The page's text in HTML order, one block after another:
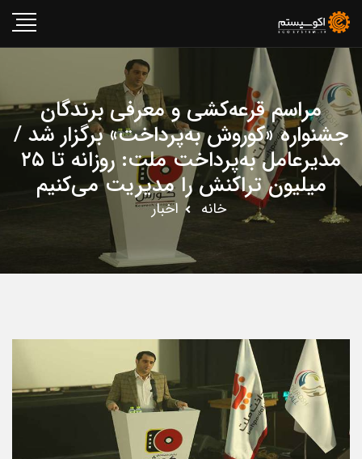
مراسم قرعه‌کشی و معرفی برندگان
جشنواره «کوروش به‌پرداخت» برگزار شد /
مدیرعامل به‌پرداخت ملت: روزانه تا ۲۵
میلیون تراکنش را مدیریت می‌کنیم
خانه اخبار